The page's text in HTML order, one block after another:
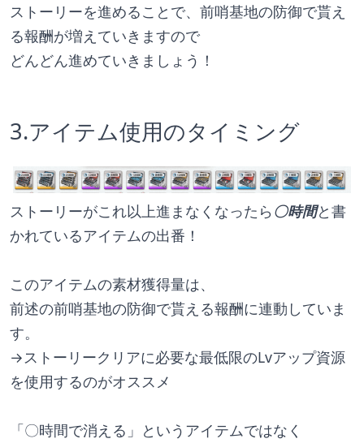
ストーリーを進めることで、前哨基地の防御で貰え
る報酬が増えていきますので
どんどん進めていきましょう！
3.アイテム使用のタイミング
ストーリーがこれ以上進まなくなったら 〇時間と書
かれているアイテムの出番！
このアイテムの素材獲得量は、
前述の前哨基地の防御で貰える報酬に連動していま
す。
→ストーリークリアに必要な最低限のLvアップ資源
を使用するのがオススメ
「〇時間で消える」というアイテムではなく